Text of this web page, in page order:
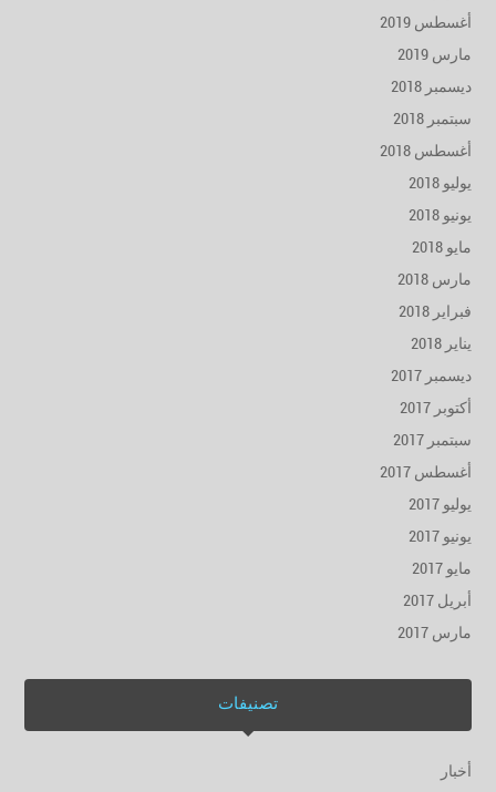
أغسطس 2019
مارس 2019
ديسمبر 2018
سبتمبر 2018
أغسطس 2018
يوليو 2018
يونيو 2018
مايو 2018
مارس 2018
فبراير 2018
يناير 2018
ديسمبر 2017
أكتوبر 2017
سبتمبر 2017
أغسطس 2017
يوليو 2017
يونيو 2017
مايو 2017
أبريل 2017
مارس 2017
تصنيفات
أخبار